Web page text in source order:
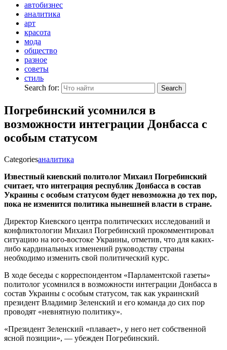
автобизнес
аналитика
арт
красота
мода
общество
разное
советы
стиль
Search for:
Search
Погребинский усомнился в
возможности интеграции Донбасса с
особым статусом
Categoriesаналитика
Известный киевский политолог Михаил Погребинский
считает, что интеграция республик Донбасса в состав
Украины с особым статусом будет невозможна до тех пор,
пока не изменится политика нынешней власти в стране.
Директор Киевского центра политических исследований и
конфликтологии Михаил Погребинский прокомментировал
ситуацию на юго-востоке Украины, отметив, что для каких-
либо кардинальных изменений руководству страны
необходимо изменить свой политический курс.
В ходе беседы с корреспондентом «Парламентской газеты»
политолог усомнился в возможности интеграции Донбасса в
состав Украины с особым статусом, так как украинский
президент Владимир Зеленский и его команда до сих пор
проводят «невнятную политику».
«Президент Зеленский «плавает», у него нет собственной
ясной позиции», — убежден Погребинский.